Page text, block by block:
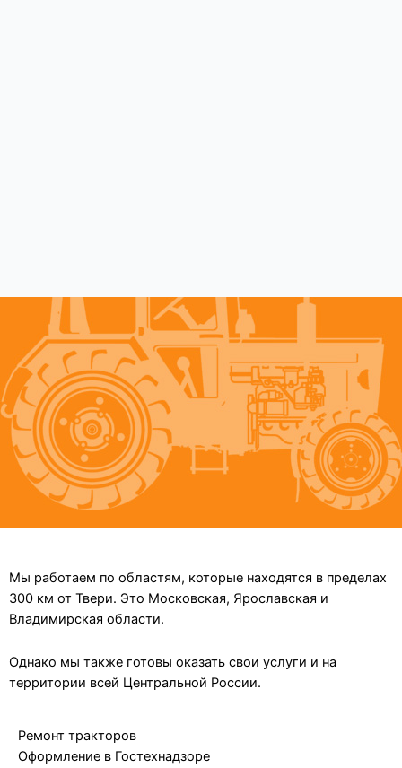
Мы работаем по областям, которые находятся в пределах
300 км от Твери. Это Московская, Ярославская и
Владимирская области.
Однако мы также готовы оказать свои услуги и на
территории всей Центральной России.
Ремонт тракторов
Оформление в Гостехнадзоре